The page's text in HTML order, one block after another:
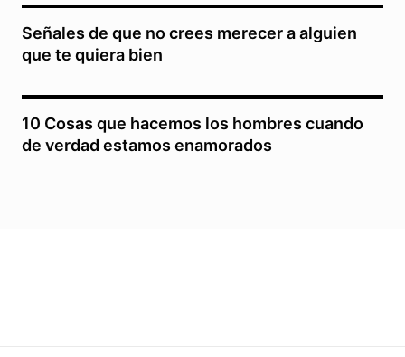
Señales de que no crees merecer a alguien
que te quiera bien
10 Cosas que hacemos los hombres cuando
de verdad estamos enamorados